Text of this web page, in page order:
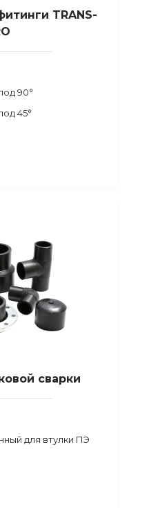
TRANS-
90°
45°
сварки
для втулки ПЭ